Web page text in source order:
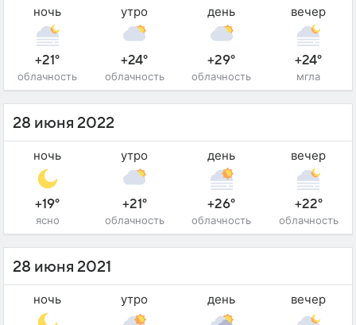
ночь
+21°
облачность
утро
+24°
облачность
день
+29°
облачность
вечер
+24°
мгла
28 июня 2022
ночь
+19°
ясно
утро
+21°
облачность
день
+26°
облачность
вечер
+22°
облачность
28 июня 2021
ночь утро день вечер